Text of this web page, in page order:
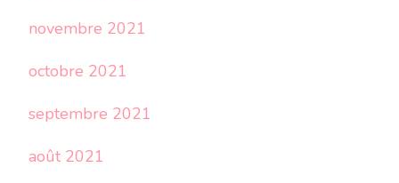
novembre 2021
octobre 2021
septembre 2021
août 2021